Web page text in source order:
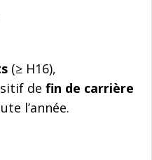
(≥ H16),
de fin de carrière
l’année.